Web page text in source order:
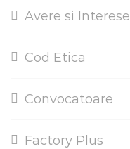
Avere si Interese
Cod Etica
Convocatoare
Factory Plus